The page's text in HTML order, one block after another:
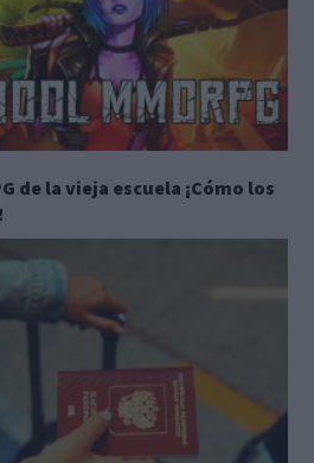
de la vieja escuela ¡Cómo los